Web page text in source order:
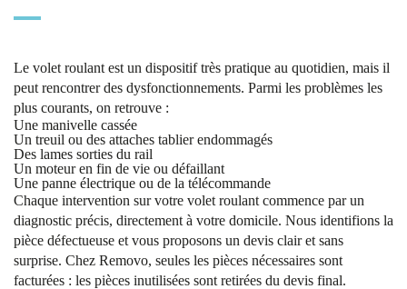
Le volet roulant est un dispositif très pratique au quotidien, mais il
peut rencontrer des dysfonctionnements. Parmi les problèmes les
plus courants, on retrouve :
Une manivelle cassée
Un treuil ou des attaches tablier endommagés
Des lames sorties du rail
Un moteur en fin de vie ou défaillant
Une panne électrique ou de la télécommande
Chaque intervention sur votre volet roulant commence par un
diagnostic précis, directement à votre domicile. Nous identifions la
pièce défectueuse et vous proposons un devis clair et sans
surprise. Chez Removo, seules les pièces nécessaires sont
facturées : les pièces inutilisées sont retirées du devis final.